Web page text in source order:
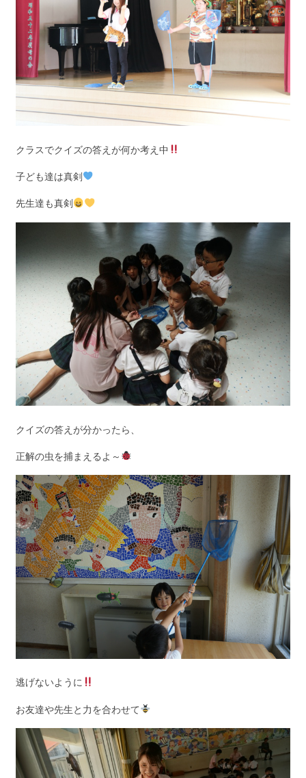
クラスでクイズの答えが何か考え中
子ども達は真剣
先生達も真剣
クイズの答えが分かったら、
正解の虫を捕まえるよ～
逃げないように
お友達や先生と力を合わせて